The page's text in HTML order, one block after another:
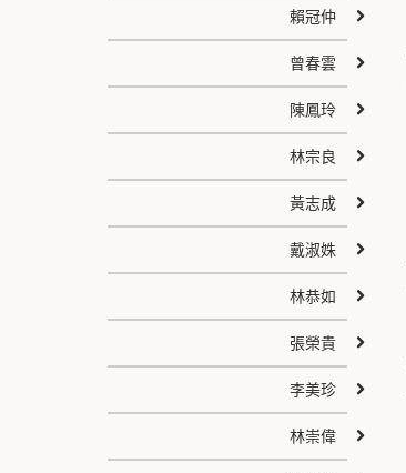
賴冠仲
曾春雲
陳鳳玲
林宗良
黃志成
戴淑姝
林恭如
張榮貴
李美珍
林崇偉